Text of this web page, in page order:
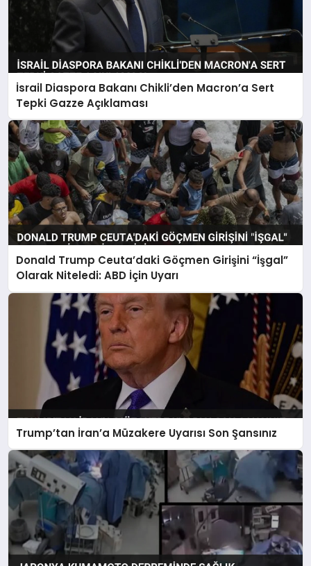
İsrail Diaspora Bakanı Chikli’den Macron’a Sert
Tepki Gazze Açıklaması
Donald Trump Ceuta’daki Göçmen Girişini “İşgal”
Olarak Niteledi: ABD İçin Uyarı
Trump’tan İran’a Müzakere Uyarısı Son Şansınız